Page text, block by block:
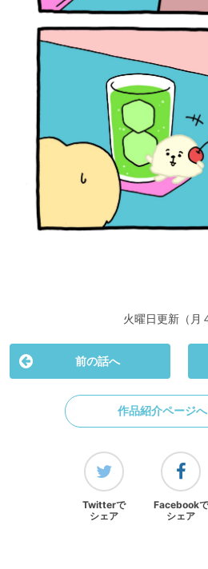
火曜日更新（月
前の話へ
作品紹介ページ
Twitterで
シェア
Facebookで
シェア